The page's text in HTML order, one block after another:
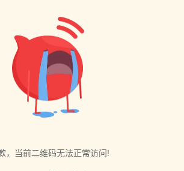
，当前二维码无法正常访问!